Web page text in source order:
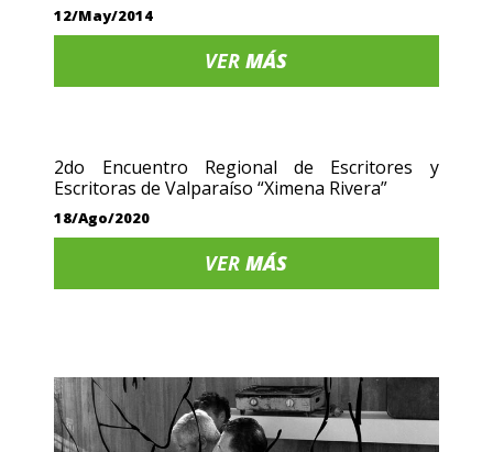
12/May/2014
VERMÁS
2do Encuentro Regional de Escritores y
Escritoras de Valparaíso “Ximena Rivera”
18/Ago/2020
VERMÁS